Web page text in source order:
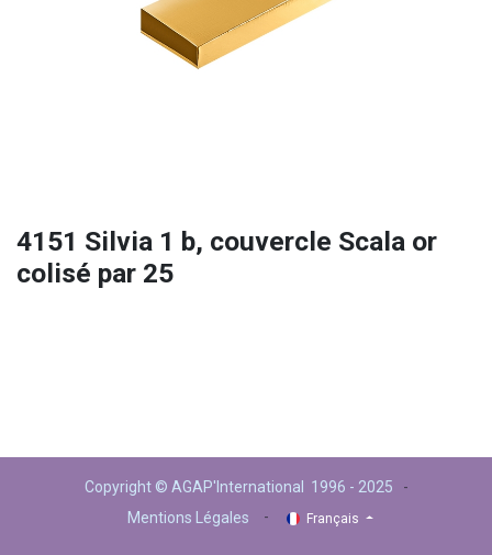
4151 Silvia 1 b, couvercle Scala or
colisé par 25
Copyright © AGAP'International 1996 - 2025 -
Mentions Légales
- Français